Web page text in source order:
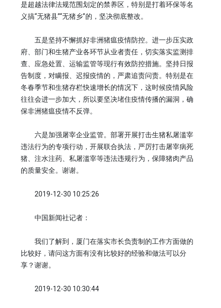
是超越法律法规范围划定的禁养区，特别是打着环保等名
义搞“无猪县”“无猪乡”的，坚决彻底整改。
五是坚持不懈抓好非洲猪瘟疫情防控。进一步压实政
府、部门和生猪产业各环节从业者责任，切实落实监测排
查、应急处置、运输监管等现行有效防控措施。坚持日报
告制度，对瞒报、迟报疫情的，严肃追责问责。特别是在
冬春季节和生猪存栏快速增长的情况下，这时候疫情风险
往往会进一步加大，所以要坚决堵住疫情传播的漏洞，确
保非洲猪瘟疫情不反弹。
六是加强屠宰企业监管。部署开展打击生猪私屠滥宰
违法行为的专项行动，开展联合执法，严厉打击屠宰病死
猪、注水注药、私屠滥宰等违法违规行为，保障猪肉产品
的质量安全。谢谢。
2019-12-30 10:25:26
中国新闻社记者：
我们了解到，厦门在落实市长负责制的工作方面做的
比较好，请问这方面有没有比较好的经验和做法可以分
享？谢谢。
2019-12-30 10:30:44